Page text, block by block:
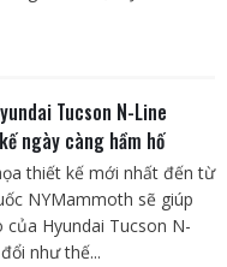
Tucson N-Line
ngày càng hầm hố
thiết kế mới nhất đến từ
NYMammoth sẽ giúp
Hyundai Tucson N-
như thế...